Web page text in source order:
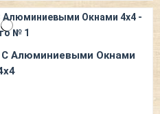
С Алюминиевыми Окнами